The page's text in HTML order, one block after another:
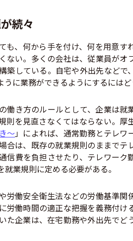
続々
も、何から手を付け、何を用意す
ない。多くの会社は、従業員がオ
築している。自宅や外出先などで
に業務ができるようにするにはど
働き方のルールとして、企業は就
則を見直さなくてはならない。厚
～ 」によれば、通常勤務とテレワ
合は、既存の就業規則のままでテ
信費を負担させたり、テレワーク
業規則に定める必要がある。
働安全衛生法などの労働基準関
労働時間の適正な把握を義務付け
た企業は、在宅勤務や外出先でど